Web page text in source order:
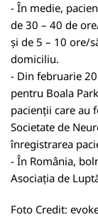
- În medie,
de 30 – 40 de
și de 5 – 10 ore/
domiciliu.
- Din februarie
pentru Boala
pacienții care au
Societate de
înregistrarea
- În România,
Asociația de
Foto Credit: